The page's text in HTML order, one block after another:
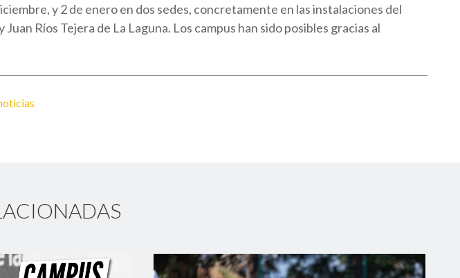
y 2 de enero en dos sedes, concretamente en las instalaciones del
Ríos Tejera de La Laguna. Los campus han sido posibles gracias al